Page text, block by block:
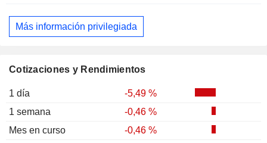
Cotizaciones y Rendimientos
1 día
-5,49 %
1 semana
-0,46 %
Mes en curso
-0,46 %
Más información privilegiada